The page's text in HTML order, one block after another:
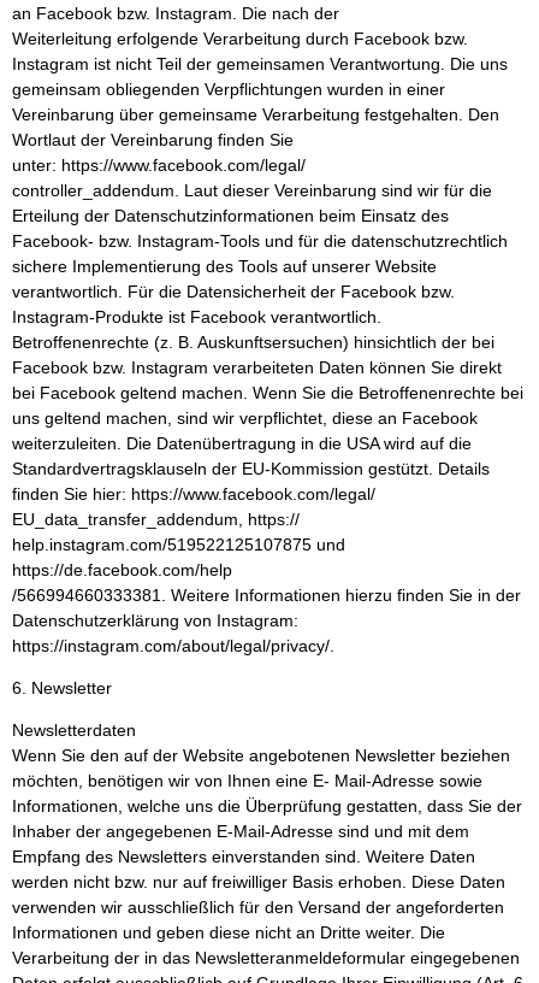
an Facebook bzw. Instagram. Die nach der
Weiterleitung erfolgende Verarbeitung durch Facebook bzw.
Instagram ist nicht Teil der gemeinsamen Verantwortung. Die uns
gemeinsam obliegenden Verpflichtungen wurden in einer
Vereinbarung über gemeinsame Verarbeitung festgehalten. Den
Wortlaut der Vereinbarung finden Sie
unter: https://www.facebook.com/legal/
controller_addendum. Laut dieser Vereinbarung sind wir für die
Erteilung der Datenschutzinformationen beim Einsatz des
Facebook- bzw. Instagram-Tools und für die datenschutzrechtlich
sichere Implementierung des Tools auf unserer Website
verantwortlich. Für die Datensicherheit der Facebook bzw.
Instagram-Produkte ist Facebook verantwortlich.
Betroffenenrechte (z. B. Auskunftsersuchen) hinsichtlich der bei
Facebook bzw. Instagram verarbeiteten Daten können Sie direkt
bei Facebook geltend machen. Wenn Sie die Betroffenenrechte bei
uns geltend machen, sind wir verpflichtet, diese an Facebook
weiterzuleiten. Die Datenübertragung in die USA wird auf die
Standardvertragsklauseln der EU-Kommission gestützt. Details
finden Sie hier: https://www.facebook.com/legal/
EU_data_transfer_addendum, https://
help.instagram.com/519522125107875 und
https://de.facebook.com/help
/566994660333381. Weitere Informationen hierzu finden Sie in der
Datenschutzerklärung von Instagram:
https://instagram.com/about/legal/privacy/.
6. Newsletter
Newsletterdaten
Wenn Sie den auf der Website angebotenen Newsletter beziehen
möchten, benötigen wir von Ihnen eine E- Mail-Adresse sowie
Informationen, welche uns die Überprüfung gestatten, dass Sie der
Inhaber der angegebenen E-Mail-Adresse sind und mit dem
Empfang des Newsletters einverstanden sind. Weitere Daten
werden nicht bzw. nur auf freiwilliger Basis erhoben. Diese Daten
verwenden wir ausschließlich für den Versand der angeforderten
Informationen und geben diese nicht an Dritte weiter. Die
Verarbeitung der in das Newsletteranmeldeformular eingegebenen